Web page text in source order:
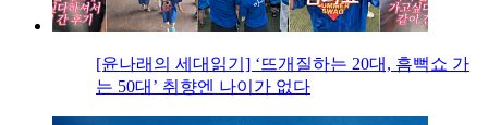
[윤나래의 세대읽기] ‘뜨개질하는 20대, 흠뻑쇼 가
는 50대’ 취향엔 나이가 없다